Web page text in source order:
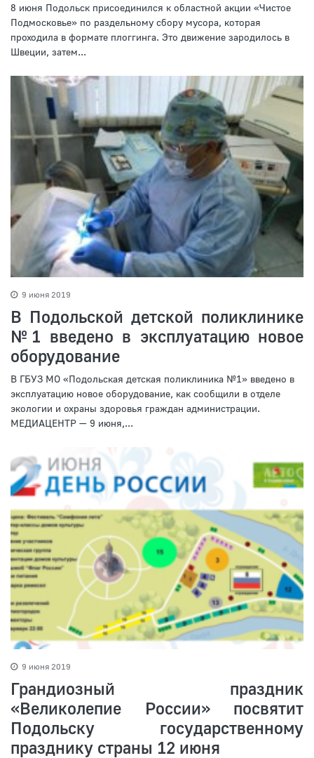
8 июня Подольск присоединился к областной акции «Чистое
Подмосковье» по раздельному сбору мусора, которая
проходила в формате плоггинга. Это движение зародилось в
Швеции, затем...
9 июня 2019
В Подольской детской поликлинике
№1 введено в эксплуатацию новое
оборудование
В ГБУЗ МО «Подольская детская поликлиника №1» введено в
эксплуатацию новое оборудование, как сообщили в отделе
экологии и охраны здоровья граждан администрации.
МЕДИАЦЕНТР — 9 июня,...
9 июня 2019
Грандиозный праздник
«Великолепие России» посвятит
Подольску государственному
празднику страны 12 июня